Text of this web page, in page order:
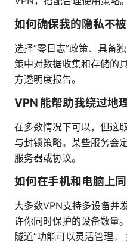
如何确保我的隐私不
选择“零日志”政策、具备
策中对数据收集和存储的
方透明度报告。
VPN 能帮助我绕过地
在多数情况下可以，但这
与封锁策略。某些服务会
服务器或协议。
如何在手机和电脑上同
大多数VPN支持多设备并
许你同时保护的设备数量
隧道”功能可以灵活管理。